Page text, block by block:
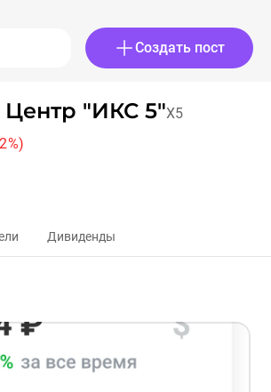
Создать пост
"ИКС 5"X5
%)
Дивиденды